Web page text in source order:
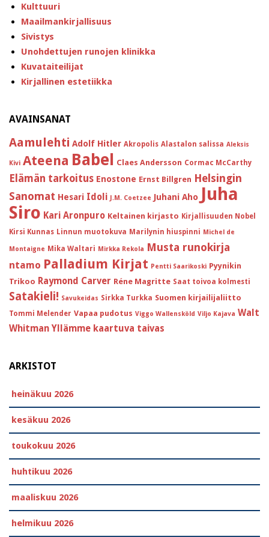
Kulttuuri
Maailmankirjallisuus
Sivistys
Unohdettujen runojen klinikka
Kuvataiteilijat
Kirjallinen estetiikka
AVAINSANAT
Aamulehti Adolf Hitler Akropolis Alastalon salissa Aleksis
Kivi Ateena Babel Claes Andersson Cormac McCarthy
Elämän tarkoitus Enostone Ernst Billgren Helsingin
Sanomat Hesari Idoli J.M. Coetzee Juhani Aho Juha
Siro Kari Aronpuro Keltainen kirjasto Kirjallisuuden Nobel
Kirsi Kunnas Linnun muotokuva Marilynin hiuspinni Michel de
Montaigne Mika Waltari Mirkka Rekola Musta runokirja
ntamo Palladium Kirjat Pentti Saarikoski Pyynikin
Trikoo Raymond Carver Réne Magritte Saat toivoa kolmesti
Satakieli! Savukeidas Sirkka Turkka Suomen kirjailijaliitto
Tommi Melender Vapaa pudotus Viggo Wallensköld Viljo Kajava Walt
Whitman Yllämme kaartuva taivas
ARKISTOT
heinäkuu 2026
kesäkuu 2026
toukokuu 2026
huhtikuu 2026
maaliskuu 2026
helmikuu 2026